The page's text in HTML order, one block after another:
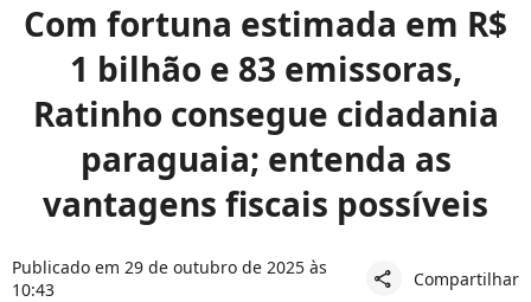
Com fortuna estimada em R$
1 bilhão e 83 emissoras,
Ratinho consegue cidadania
paraguaia; entenda as
vantagens fiscais possíveis
Publicado em 29 de outubro de 2025 às
10:43
share Compartilhar